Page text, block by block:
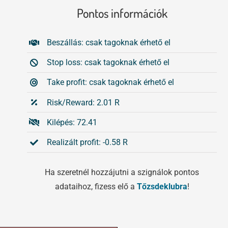
Pontos információk
Beszállás: csak tagoknak érhető el
Stop loss: csak tagoknak érhető el
Take profit: csak tagoknak érhető el
Risk/Reward: 2.01 R
Kilépés: 72.41
Realizált profit: -0.58 R
Ha szeretnél hozzájutni a szignálok pontos
adataihoz, fizess elő a Tőzsdeklubra!